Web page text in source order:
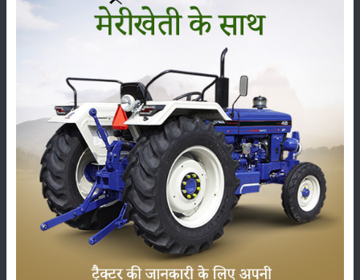
कृषि यंत्र समाचार
सम्पादकीय अन्य
लाड़ली बहना योजना की 36वीं किस्त जारी, करोड़ों महिलाओं के
खातों में पहुंचे 1500 रुपये
16-May-2026
ट्रैक्टर बिक्री में महिंद्रा ने अप्रैल 2026 में दर्ज की 20% से
अधिक वृद्धि
01-May-2026